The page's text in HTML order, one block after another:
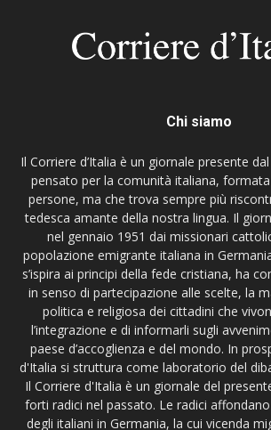
Chi siamo
Il Corriere d’Italia è un giornale presente
pensato per la comunità italiana,
persone, ma che trova sempre più
tedesca amante della nostra lingua. Il
nel gennaio 1951 dai missionari
popolazione emigrante italiana in
s’ispira ai principi della fede cristiana, ha
in senso di partecipazione alle scelte, la
politica e religiosa dei cittadini che
l’integrazione e di informarli sugli
paese d’accoglienza e del mondo. In
d'Italia si struttura come laboratorio del
Il Corriere d'Italia è un giornale del
forti radici nel passato. Le radici
degli italiani in Germania, la cui vicenda